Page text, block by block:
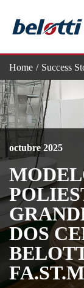
content
Home Success
MODELOS Y
octubre 2025
DOS